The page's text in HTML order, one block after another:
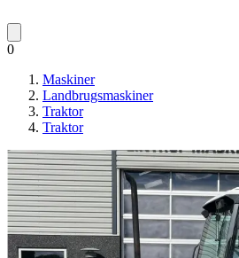
0
Maskiner
Landbrugsmaskiner
Traktor
Traktor